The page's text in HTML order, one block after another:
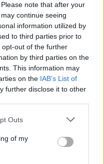
note that after your
continue seeing
information utilized by
to third parties prior to
out of the further
by third parties on the
This information may
on the IAB’s List of
further disclose it to other
one or more Google
You may click to
its third-party tags to
in below Google
Outs
of my